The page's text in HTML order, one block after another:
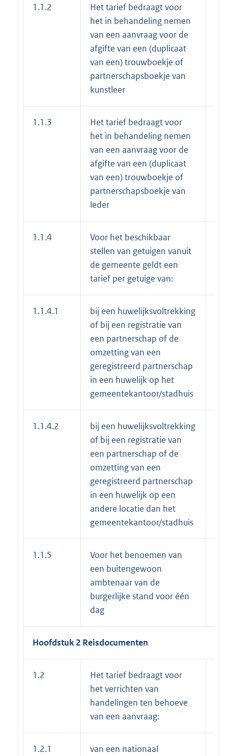
1.1.2
Het tarief bedraagt voor
het in behandeling nemen
van een aanvraag voor de
afgifte van een (duplicaat
van een) trouwboekje of
partnerschapsboekje van
kunstleer
1.1.3
Het tarief bedraagt voor
het in behandeling nemen
van een aanvraag voor de
afgifte van een (duplicaat
van een) trouwboekje of
partnerschapsboekje van
leder
1.1.4
Voor het beschikbaar
stellen van getuigen vanuit
de gemeente geldt een
tarief per getuige van:
1.1.4.1
bij een huwelijksvoltrekking
of bij een registratie van
een partnerschap of de
omzetting van een
geregistreerd partnerschap
in een huwelijk op het
gemeentekantoor/stadhuis
1.1.4.2
bij een huwelijksvoltrekking
of bij een registratie van
een partnerschap of de
omzetting van een
geregistreerd partnerschap
in een huwelijk op een
andere locatie dan het
gemeentekantoor/stadhuis
1.1.5
Voor het benoemen van
een buitengewoon
ambtenaar van de
burgerlijke stand voor één
dag
Hoofdstuk 2 Reisdocumenten
1.2
Het tarief bedraagt voor
het verrichten van
handelingen ten behoeve
van een aanvraag:
1.2.1
van een nationaal